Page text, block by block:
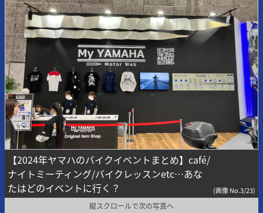
【2024年ヤマハのバイクイベントまとめ】café/
ナイトミーティング/バイクレッスンetc…あな
たはどのイベントに行く？
(画像 No.3/23)
縦スクロールで次の写真へ